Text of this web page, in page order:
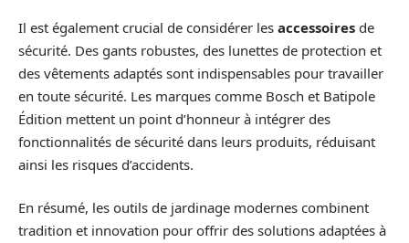
Il est également crucial de considérer les accessoires de
sécurité. Des gants robustes, des lunettes de protection et
des vêtements adaptés sont indispensables pour travailler
en toute sécurité. Les marques comme Bosch et Batipole
Édition mettent un point d’honneur à intégrer des
fonctionnalités de sécurité dans leurs produits, réduisant
ainsi les risques d’accidents.
En résumé, les outils de jardinage modernes combinent
tradition et innovation pour offrir des solutions adaptées à